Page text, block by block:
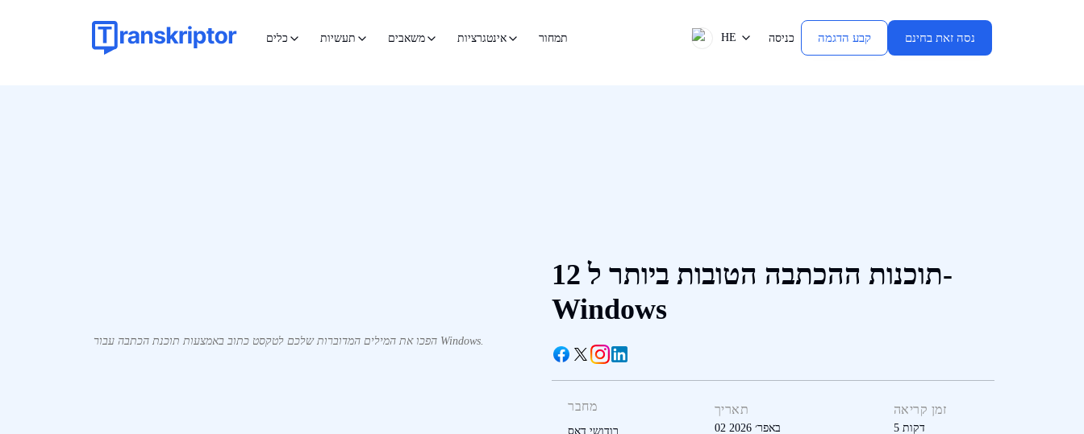
כלים תעשיות משאבים אינטגרציות תמחור HE כניסה קבע הדגמה נסה זאת בחינם
הפכו את המילים המדוברות שלכם לטקסט כתוב באמצעות תוכנת הכתבה עבור Windows.
12 תוכנות ההכתבה הטובות ביותר ל-
Windows
מחבר
רודושי דאס
תאריך
02 באפר׳ 2026
זמן קריאה
5 דקות